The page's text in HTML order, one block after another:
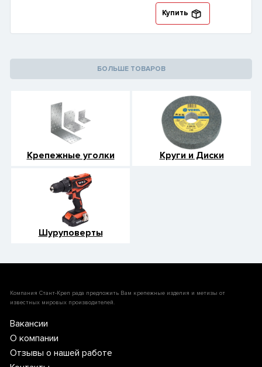
Купить
БОЛЬШЕ ТОВАРОВ
Крепежные уголки Круги и Диски
Шуруповерты
Компания Стант-Креп рада предложить Вам крепежные изделия и метизы от
известных мировых производителей.
Вакансии
О компании
Отзывы о нашей работе